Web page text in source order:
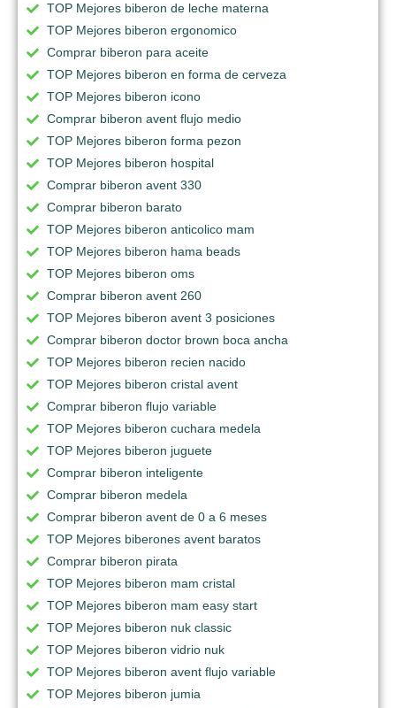
TOP Mejores biberon de leche materna
TOP Mejores biberon ergonomico
Comprar biberon para aceite
TOP Mejores biberon en forma de cerveza
TOP Mejores biberon icono
Comprar biberon avent flujo medio
TOP Mejores biberon forma pezon
TOP Mejores biberon hospital
Comprar biberon avent 330
Comprar biberon barato
TOP Mejores biberon anticolico mam
TOP Mejores biberon hama beads
TOP Mejores biberon oms
Comprar biberon avent 260
TOP Mejores biberon avent 3 posiciones
Comprar biberon doctor brown boca ancha
TOP Mejores biberon recien nacido
TOP Mejores biberon cristal avent
Comprar biberon flujo variable
TOP Mejores biberon cuchara medela
TOP Mejores biberon juguete
Comprar biberon inteligente
Comprar biberon medela
Comprar biberon avent de 0 a 6 meses
TOP Mejores biberones avent baratos
Comprar biberon pirata
TOP Mejores biberon mam cristal
TOP Mejores biberon mam easy start
TOP Mejores biberon nuk classic
TOP Mejores biberon vidrio nuk
TOP Mejores biberon avent flujo variable
TOP Mejores biberon jumia